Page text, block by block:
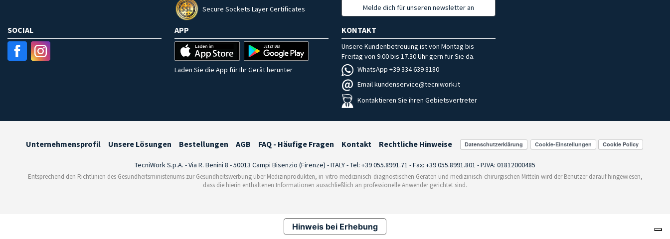
Secure Sockets Layer Certificates Melde dich für unseren newsletter an
SOCIAL APP
Laden Sie die App für Ihr Gerät herunter
KONTAKT
Unsere Kundenbetreuung ist von Montag bis
Freitag von 9.00 bis 17.30 Uhr gern für Sie da.
WhatsApp +39 334 639 8180
Email kundenservice@tecniwork.it
Kontaktieren Sie ihren Gebietsvertreter
Unternehmensprofil Unsere Lösungen Bestellungen AGB FAQ - Häufige Fragen Kontakt Rechtliche Hinweise Cookie-Einstellungen
TecniWork S.p.A. - Via R. Benini 8 - 50013 Campi Bisenzio (Firenze) - ITALY - Tel: +39 055.8991.71 - Fax: +39 055.8991.801 - P.IVA: 01812000485
Entsprechend den Richtlinien des Gesundheitsministeriums zur Gesundheitswerbung über Medizinprodukten, in-vitro medizinisch-diagnostischen Geräten und medizinisch-chirurgischen Mitteln wird der Benutzer darauf hingewiesen,
dass die hierin enthaltenen Informationen ausschließlich an professionelle Anwender gerichtet sind.
Hinweis bei Erhebung